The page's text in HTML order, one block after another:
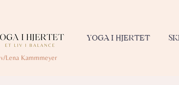
v/Lena Kammmeyer
YOGA I HJERTET